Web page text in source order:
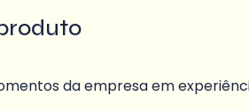
da empresa em